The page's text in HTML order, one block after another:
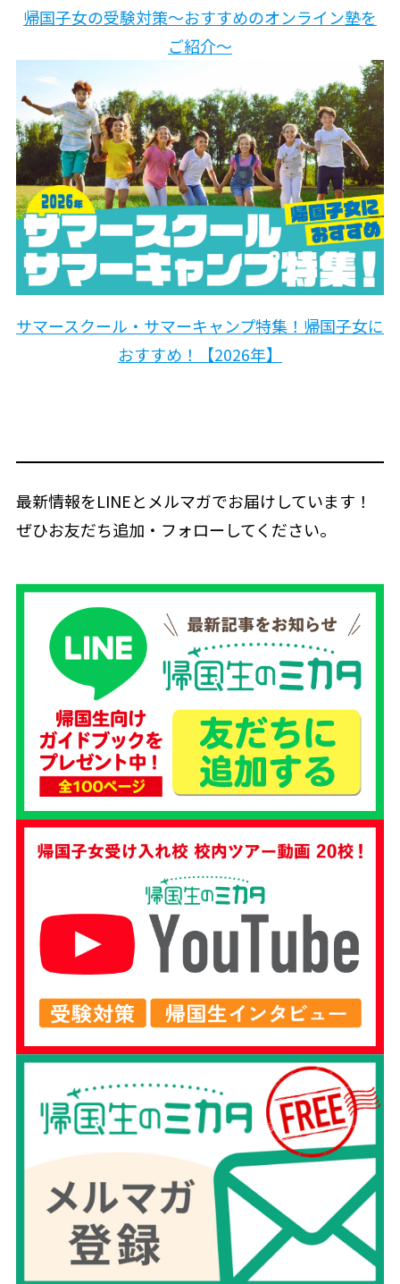
帰国子女の受験対策〜おすすめのオンライン塾を
ご紹介〜
サマースクール・サマーキャンプ特集！帰国子女に
おすすめ！【2026年】
最新情報をLINEとメルマガでお届けしています！
ぜひお友だち追加・フォローしてください。